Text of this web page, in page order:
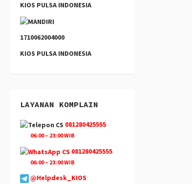
KIOS PULSA INDONESIA
1710062004000
KIOS PULSA INDONESIA
LAYANAN KOMPLAIN
081280425555
06:00 – 23:00 WIB
081280425555
06:00 – 23:00 WIB
@Helpdesk_KIOS